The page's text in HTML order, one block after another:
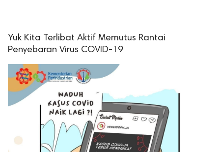
Yuk Kita Terlibat Aktif Memutus Rantai
Penyebaran Virus COVID-19